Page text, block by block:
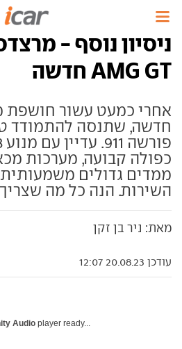
ניסיון נוסף -
AMG GT חדשה
חדשה, שתנסה להתמודד
כפולה קבועה, מערכות
ממדים גדולים משמעותית
השירות. הנה כל מה
מאת: ניר בן זקן
עודכן 20.08.23 12:07
Audio player ready...